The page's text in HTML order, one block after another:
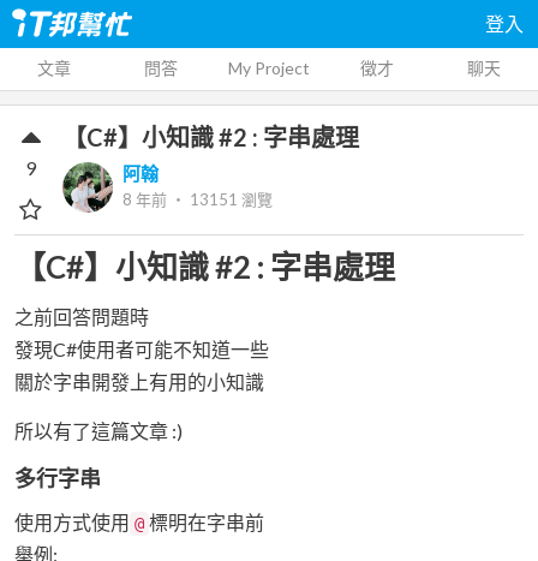
登入
文章 問答 My Project 徵才 聊天
【C#】小知識 #2 : 字串處理
阿翰
8 年前 ‧ 13151 瀏覽
9
【C#】小知識 #2 : 字串處理
之前回答問題時
發現C#使用者可能不知道一些
關於字串開發上有用的小知識
所以有了這篇文章 :)
多行字串
使用方式使用 @ 標明在字串前
舉例: